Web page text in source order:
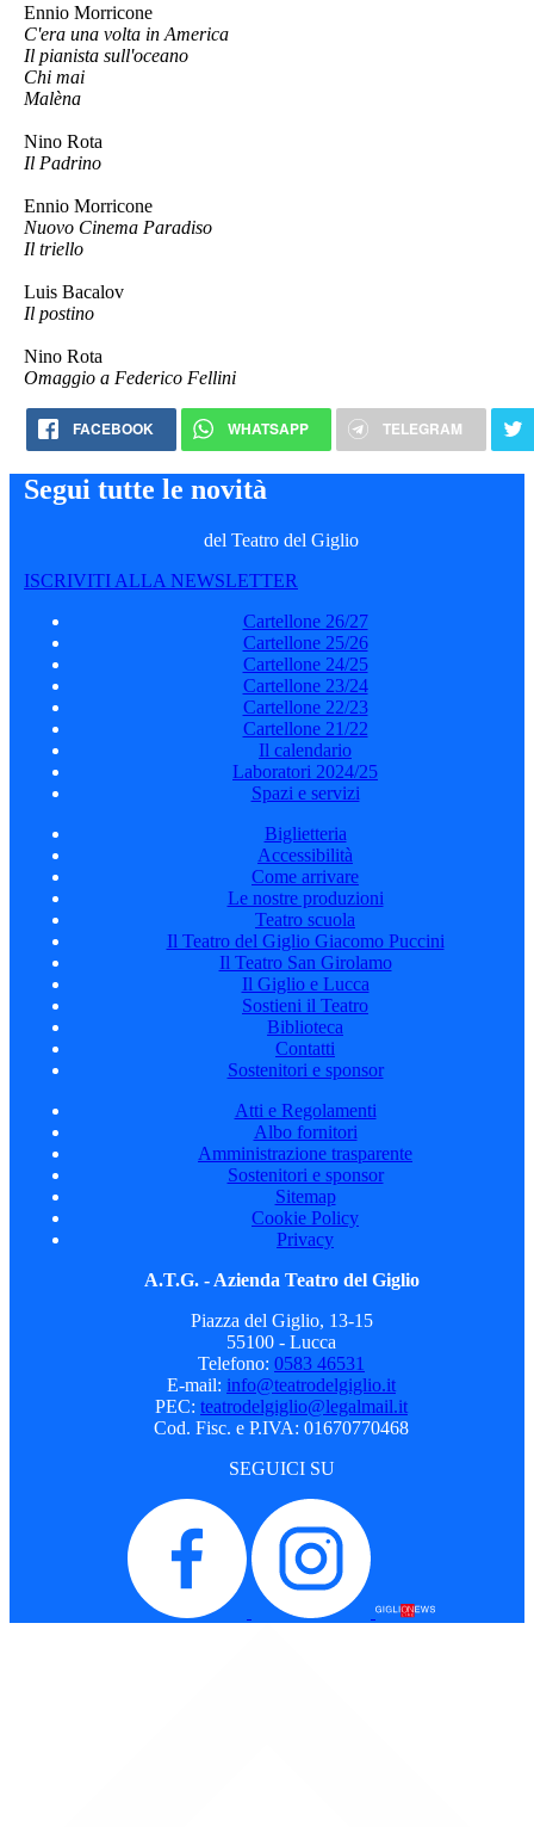
Ennio Morricone
C'era una volta in America
Il pianista sull'oceano
Chi mai
Malèna
Nino Rota
Il Padrino
Ennio Morricone
Nuovo Cinema Paradiso
Il triello
Luis Bacalov
Il postino
Nino Rota
Omaggio a Federico Fellini
FACEBOOK WHATSAPP TELEGRAM
Segui tutte le novità
del Teatro del Giglio
ISCRIVITI ALLA NEWSLETTER
Cartellone 26/27
Cartellone 25/26
Cartellone 24/25
Cartellone 23/24
Cartellone 22/23
Cartellone 21/22
Il calendario
Laboratori 2024/25
Spazi e servizi
Biglietteria
Accessibilità
Come arrivare
Le nostre produzioni
Teatro scuola
Il Teatro del Giglio Giacomo Puccini
Il Teatro San Girolamo
Il Giglio e Lucca
Sostieni il Teatro
Biblioteca
Contatti
Sostenitori e sponsor
Atti e Regolamenti
Albo fornitori
Amministrazione trasparente
Sostenitori e sponsor
Sitemap
Cookie Policy
Privacy
A.T.G. - Azienda Teatro del Giglio
Piazza del Giglio, 13-15
55100 - Lucca
Telefono: 0583 46531
E-mail: info@teatrodelgiglio.it
PEC: teatrodelgiglio@legalmail.it
Cod. Fisc. e P.IVA: 01670770468
SEGUICI SU